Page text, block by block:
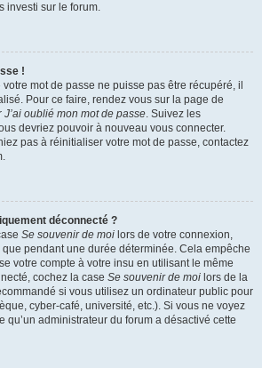
investi sur le forum.
!
mot de passe ne puisse pas être récupéré, il
Pour ce faire, rendez vous sur la page de
J’ai oublié mon mot de passe. Suivez les
devriez pouvoir à nouveau vous connecter.
pas à réinitialiser votre mot de passe, contactez
déconnecté ?
Se souvenir de moi lors de votre connexion,
pendant une durée déterminée. Cela empêche
votre compte à votre insu en utilisant le même
cochez la case Se souvenir de moi lors de la
si vous utilisez un ordinateur public pour
cyber-café, université, etc.). Si vous ne voyez
qu’un administrateur du forum a désactivé cette